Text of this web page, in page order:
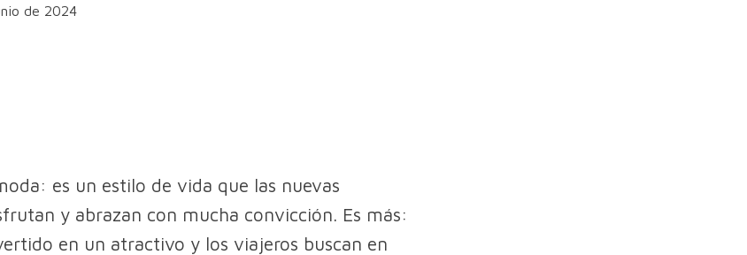
de 2024
es un estilo de vida que las nuevas
y abrazan con mucha convicción. Es más:
en un atractivo y los viajeros buscan en